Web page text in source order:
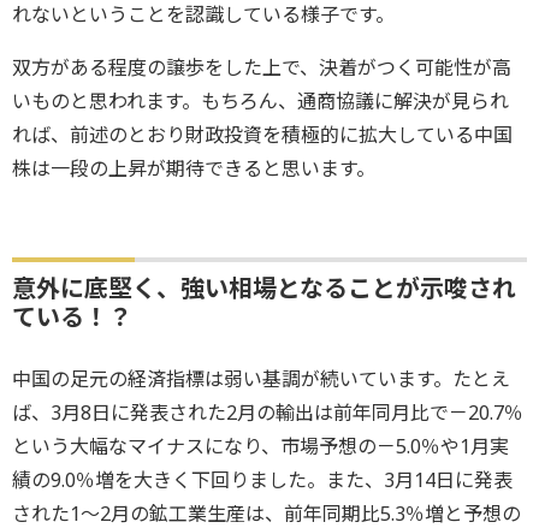
れないということを認識している様子です。
双方がある程度の譲歩をした上で、決着がつく可能性が高
いものと思われます。もちろん、通商協議に解決が見られ
れば、前述のとおり財政投資を積極的に拡大している中国
株は一段の上昇が期待できると思います。
意外に底堅く、強い相場となることが示唆され
ている！？
中国の足元の経済指標は弱い基調が続いています。たとえ
ば、3月8日に発表された2月の輸出は前年同月比で－20.7％
という大幅なマイナスになり、市場予想の－5.0％や1月実
績の9.0％増を大きく下回りました。また、3月14日に発表
された1～2月の鉱工業生産は、前年同期比5.3％増と予想の